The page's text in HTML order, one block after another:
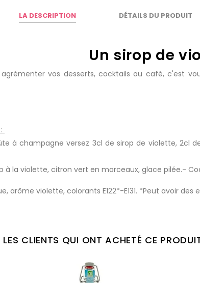
LA DESCRIPTION DÉTAILS DU PRODUIT
Un sirop de
vos desserts, cocktails ou café, c'est
à champagne versez 3cl de sirop de violette, 2cl
à la violette, citron vert en morceaux, glace pilée.-
arôme violette, colorants E122*-E131. *Peut avoir
LES CLIENTS QUI ONT ACHETÉ CE